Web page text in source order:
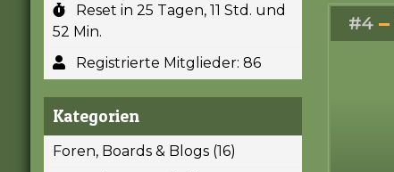
Reset in 25 Tagen, 11 Std. und
52 Min.
Registrierte Mitglieder: 86
Kategorien
Foren, Boards & Blogs (16)
#4